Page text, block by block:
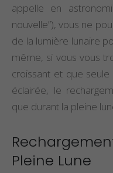
appelle en
nouvelle”), vous ne
de la lumière lunaire
même, si vous vous
croissant et que
éclairée, le
que durant la pleine
Pleine Lune